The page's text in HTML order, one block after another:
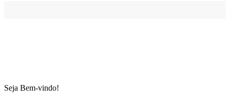
Seja Bem-vindo!